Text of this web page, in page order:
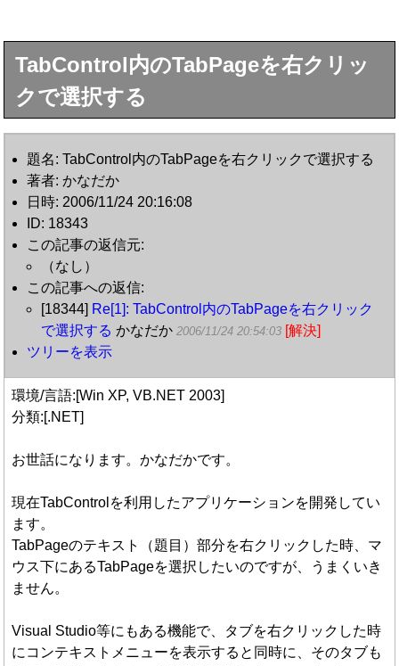
TabControl内のTabPageを右クリッ
クで選択する
題名: TabControl内のTabPageを右クリックで選択する
著者: かなだか
日時: 2006/11/24 20:16:08
ID: 18343
この記事の返信元:
（なし）
この記事への返信:
[18344] Re[1]: TabControl内のTabPageを右クリック
で選択する かなだか 2006/11/24 20:54:03 [解決]
ツリーを表示
環境/言語:[Win XP, VB.NET 2003]
分類:[.NET]
お世話になります。かなだかです。
現在TabControlを利用したアプリケーションを開発してい
ます。
TabPageのテキスト（題目）部分を右クリックした時、マ
ウス下にあるTabPageを選択したいのですが、うまくいき
ません。
Visual Studio等にもある機能で、タブを右クリックした時
にコンテキストメニューを表示すると同時に、そのタブも